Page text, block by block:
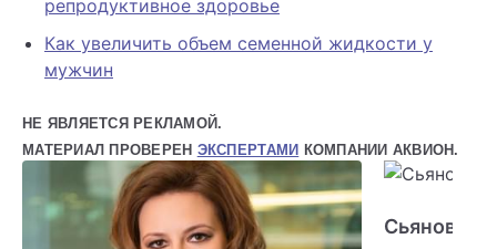
репродуктивное здоровье
Как увеличить объем семенной жидкости у
мужчин
НЕ ЯВЛЯЕТСЯ РЕКЛАМОЙ.
МАТЕРИАЛ ПРОВЕРЕН ЭКСПЕРТАМИ КОМПАНИИ АКВИОН.
Сьянова